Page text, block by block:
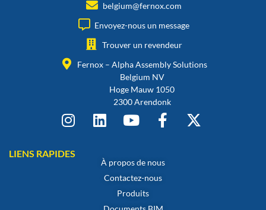
belgium@fernox.com
Envoyez-nous un message
Trouver un revendeur
Fernox – Alpha Assembly Solutions
Belgium NV
Hoge Mauw 1050
2300 Arendonk
LIENS RAPIDES
À propos de nous
Contactez-nous
Produits